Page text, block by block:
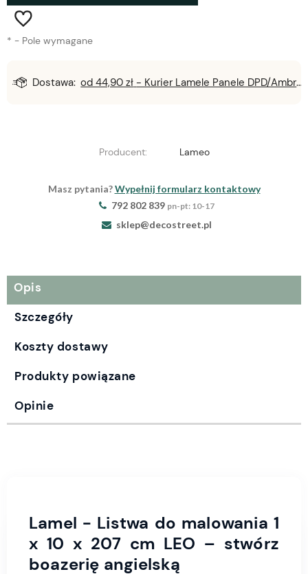
* - Pole wymagane
Dostawa: od 44,90 zł - Kurier Lamele Panele DPD/Ambro/NST
Producent: Lameo
Masz pytania?Wypełnij formularz kontaktowy
792 802 839 pn-pt: 10-17
sklep@decostreet.pl
Opis
Szczegóły
Koszty dostawy
Produkty powiązane
Opinie
Lamel - Listwa do malowania 1
x 10 x 207 cm LEO – stwórz
boazerię angielską